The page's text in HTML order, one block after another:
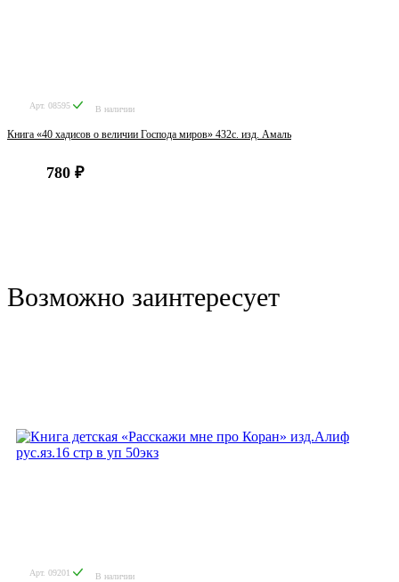
Арт. 08595 В наличии
Книга «40 хадисов о величии Господа миров» 432с. изд. Амаль
780 ₽
Возможно заинтересует
Арт. 09201 В наличии